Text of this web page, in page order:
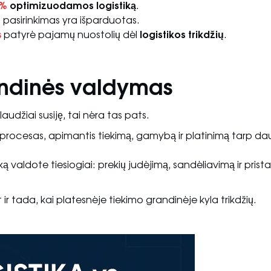
optimizuodamos logistiką.
pasirinkimas yra išparduotas.
patyrė pajamų nuostolių dėl logistikos trikdžių.
valdymas
susiję, tai nėra tas pats.
apimantis tiekimą, gamybą ir platinimą tarp
valdote tiesiogiai: prekių judėjimą, sandėliavimą ir
tada, kai platesnėje tiekimo grandinėje kyla trikdžių.